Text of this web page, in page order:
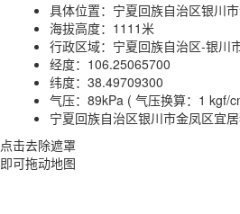
具体位置： 宁夏回族自治区银川
海拔高度： 1111米
行政区域： 宁夏回族自治区-银川
经度： 106.25065700
纬度： 38.49709300
气压： 89kPa ( 气压换算：1 kgf/
宁夏回族自治区银川市金凤区宜
点击去除遮罩
即可拖动地图